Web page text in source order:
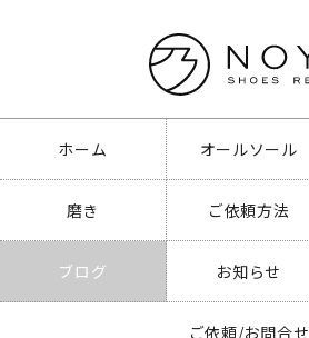
ホーム オールソール
磨き ご依頼方法
ブログ お知らせ
ご依頼/お問合せ